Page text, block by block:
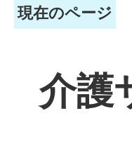
現在のページ
介護